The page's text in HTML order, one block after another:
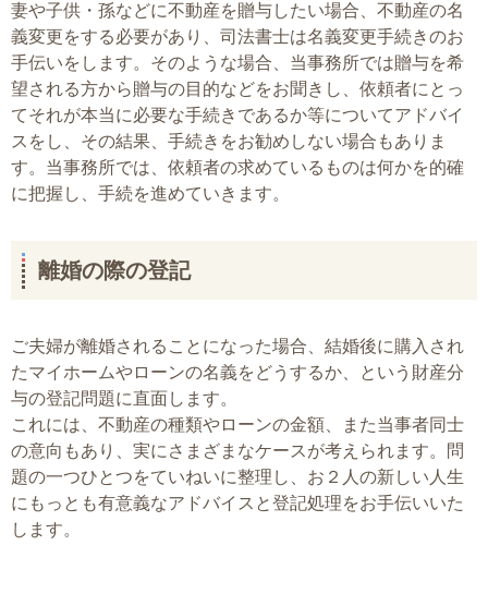
妻や子供・孫などに不動産を贈与したい場合、不動産の名
義変更をする必要があり、司法書士は名義変更手続きのお
手伝いをします。そのような場合、当事務所では贈与を希
望される方から贈与の目的などをお聞きし、依頼者にとっ
てそれが本当に必要な手続きであるか等についてアドバイ
スをし、その結果、手続きをお勧めしない場合もありま
す。当事務所では、依頼者の求めているものは何かを的確
に把握し、手続を進めていきます。
離婚の際の登記
ご夫婦が離婚されることになった場合、結婚後に購入され
たマイホームやローンの名義をどうするか、という財産分
与の登記問題に直面します。
これには、不動産の種類やローンの金額、また当事者同士
の意向もあり、実にさまざまなケースが考えられます。問
題の一つひとつをていねいに整理し、お２人の新しい人生
にもっとも有意義なアドバイスと登記処理をお手伝いいた
します。